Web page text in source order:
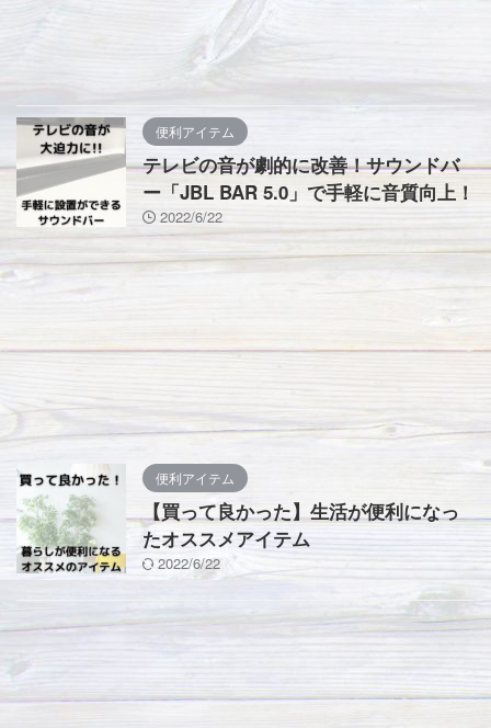
便利アイテム
テレビの音が劇的に改善！サウンドバ
ー「JBL BAR 5.0」で手軽に音質向上！
2022/6/22
便利アイテム
【買って良かった】生活が便利になっ
たオススメアイテム
2022/6/22